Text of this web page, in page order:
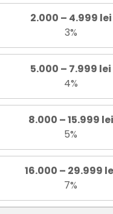
2.000 – 4.999 lei
3%
5.000 – 7.999 lei
4%
8.000 – 15.999 lei
5%
16.000 – 29.999
7%